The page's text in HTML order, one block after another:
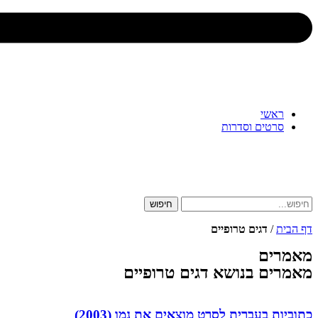
ראשי
סרטים וסדרות
חיפוש
דף הבית/ דגים טרופיים
מאמרים
מאמרים בנושא דגים טרופיים
כתוביות בעברית לסרט מוצאים את נמו (2003)